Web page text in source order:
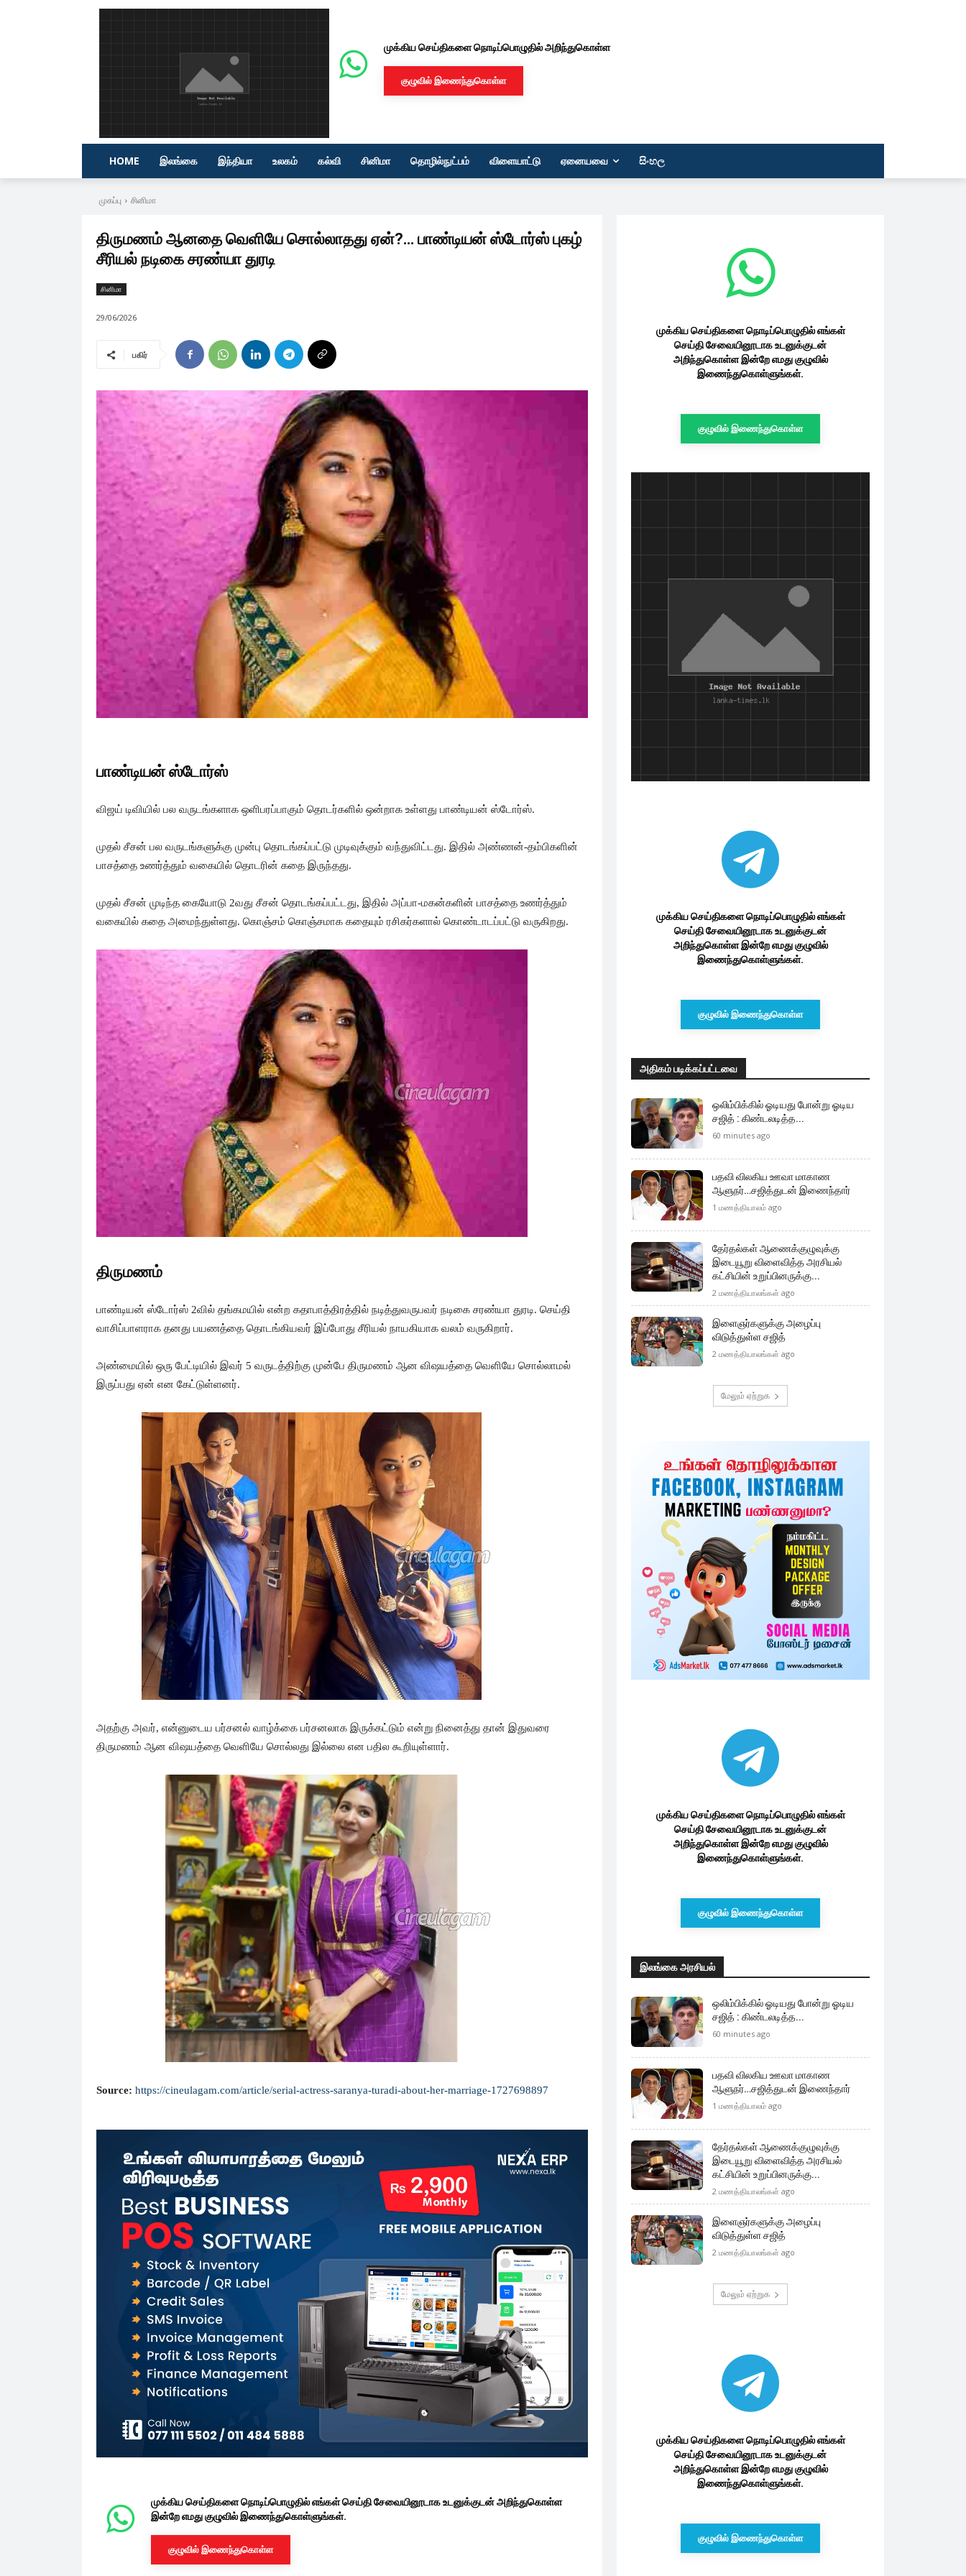
முக்கிய செய்திகளை நொடிப்பொழுதில் அறிந்துகொள்ள
குழுவில் இணைந்துகொள்ள
HOME இலங்கை இந்தியா உலகம் கல்வி சினிமா தொழில்நுட்பம் விளையாட்டு ஏனையவை සිංහල
முகப்பு சினிமா
திருமணம் ஆனதை வெளியே சொல்லாதது ஏன்?… பாண்டியன் ஸ்டோர்ஸ் புகழ்
சீரியல் நடிகை சரண்யா துரடி
சினிமா
29/06/2026
பகிர்
பாண்டியன் ஸ்டோர்ஸ்
விஜய் டிவியில் பல வருடங்களாக ஒளிபரப்பாகும் தொடர்களில் ஒன்றாக உள்ளது பாண்டியன் ஸ்டோர்ஸ்.
முதல் சீசன் பல வருடங்களுக்கு முன்பு தொடங்கப்பட்டு முடிவுக்கும் வந்துவிட்டது. இதில் அண்ணன்-தம்பிகளின்
பாசத்தை உணர்த்தும் வகையில் தொடரின் கதை இருந்தது.
முதல் சீசன் முடிந்த கையோடு 2வது சீசன் தொடங்கப்பட்டது, இதில் அப்பா-மகன்களின் பாசத்தை உணர்த்தும்
வகையில் கதை அமைந்துள்ளது. கொஞ்சம் கொஞ்சமாக கதையும் ரசிகர்களால் கொண்டாடப்பட்டு வருகிறது.
திருமணம்
பாண்டியன் ஸ்டோர்ஸ் 2வில் தங்கமயில் என்ற கதாபாத்திரத்தில் நடித்துவருபவர் நடிகை சரண்யா துரடி. செய்தி
வாசிப்பாளராக தனது பயணத்தை தொடங்கியவர் இப்போது சீரியல் நாயகியாக வலம் வருகிறார்.
அண்மையில் ஒரு பேட்டியில் இவர் 5 வருடத்திற்கு முன்பே திருமணம் ஆன விஷயத்தை வெளியே சொல்லாமல்
இருப்பது ஏன் என கேட்டுள்ளனர்.
அதற்கு அவர், என்னுடைய பர்சனல் வாழ்க்கை பர்சனலாக இருக்கட்டும் என்று நினைத்து தான் இதுவரை
திருமணம் ஆன விஷயத்தை வெளியே சொல்லது இல்லை என பதில கூறியுள்ளார்.
Source: https://cineulagam.com/article/serial-actress-saranya-turadi-about-her-marriage-1727698897
முக்கிய செய்திகளை நொடிப்பொழுதில் எங்கள் செய்தி சேவையினூடாக உடனுக்குடன் அறிந்துகொள்ள
இன்றே எமது குழுவில் இணைந்துகொள்ளுங்கள்.
குழுவில் இணைந்துகொள்ள
முக்கிய செய்திகளை நொடிப்பொழுதில் எங்கள்
செய்தி சேவையினூடாக உடனுக்குடன்
அறிந்துகொள்ள இன்றே எமது குழுவில்
இணைந்துகொள்ளுங்கள்.
குழுவில் இணைந்துகொள்ள
முக்கிய செய்திகளை நொடிப்பொழுதில் எங்கள்
செய்தி சேவையினூடாக உடனுக்குடன்
அறிந்துகொள்ள இன்றே எமது குழுவில்
இணைந்துகொள்ளுங்கள்.
குழுவில் இணைந்துகொள்ள
அதிகம் படிக்கப்பட்டவை
ஒலிம்பிக்கில் ஓடியது போன்று ஓடிய
சஜித் : கிண்டலடித்த...
60 minutes ago
பதவி விலகிய ஊவா மாகாண
ஆளுநர்…சஜித்துடன் இணைந்தார்
1 மணத்தியாலம் ago
தேர்தல்கள் ஆணைக்குழுவுக்கு
இடையூறு விளைவித்த அரசியல்
கட்சியின் உறுப்பினருக்கு...
2 மணத்தியாலங்கள் ago
இளைஞர்களுக்கு அழைப்பு
விடுத்துள்ள சஜித்
2 மணத்தியாலங்கள் ago
மேலும் ஏற்றுக
முக்கிய செய்திகளை நொடிப்பொழுதில் எங்கள்
செய்தி சேவையினூடாக உடனுக்குடன்
அறிந்துகொள்ள இன்றே எமது குழுவில்
இணைந்துகொள்ளுங்கள்.
குழுவில் இணைந்துகொள்ள
இலங்கை அரசியல்
ஒலிம்பிக்கில் ஓடியது போன்று ஓடிய
சஜித் : கிண்டலடித்த...
60 minutes ago
பதவி விலகிய ஊவா மாகாண
ஆளுநர்…சஜித்துடன் இணைந்தார்
1 மணத்தியாலம் ago
தேர்தல்கள் ஆணைக்குழுவுக்கு
இடையூறு விளைவித்த அரசியல்
கட்சியின் உறுப்பினருக்கு...
2 மணத்தியாலங்கள் ago
இளைஞர்களுக்கு அழைப்பு
விடுத்துள்ள சஜித்
2 மணத்தியாலங்கள் ago
மேலும் ஏற்றுக
முக்கிய செய்திகளை நொடிப்பொழுதில் எங்கள்
செய்தி சேவையினூடாக உடனுக்குடன்
அறிந்துகொள்ள இன்றே எமது குழுவில்
இணைந்துகொள்ளுங்கள்.
குழுவில் இணைந்துகொள்ள